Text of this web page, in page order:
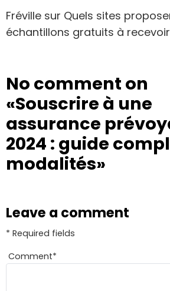
Fréville sur Quels sites
échantillons gratuits à
No comment on
«Souscrire à une
assurance
2024 : guide
modalités»
Leave a comment
* Required fields
Comment*